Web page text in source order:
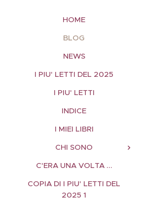
HOME
BLOG
NEWS
I PIU' LETTI DEL 2025
I PIU' LETTI
INDICE
I MIEI LIBRI
CHI SONO
C'ERA UNA VOLTA ...
COPIA DI I PIU' LETTI DEL
2025 1